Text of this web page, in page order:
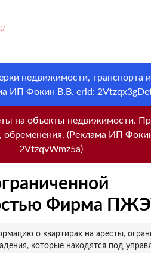
недвижимости, транспорта
ИП Фокин В.В. erid:
на объекты недвижимости.
обременения. (Реклама ИП
2VtzqvWmz5a)
Фирма
о квартирах на аресты,
которые находятся под